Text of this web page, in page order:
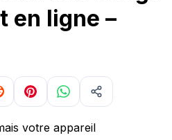
en ligne –
votre appareil